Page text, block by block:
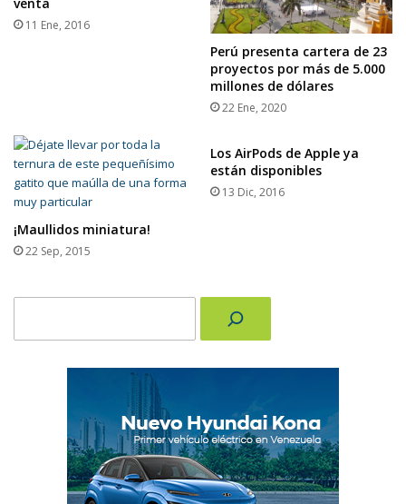
11 Ene, 2016
Perú presenta cartera de 23
proyectos por más de 5.000
millones de dólares
22 Ene, 2020
¡Maullidos miniatura!
22 Sep, 2015
Los AirPods de Apple ya
están disponibles
13 Dic, 2016